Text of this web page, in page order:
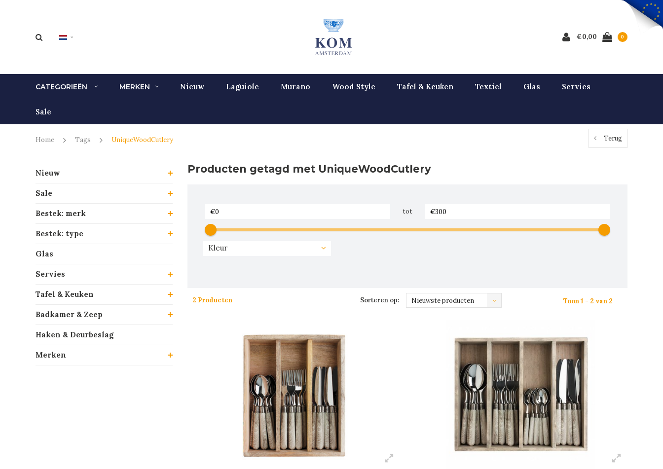
€0,00 0
CATEGORIEËN MERKEN Nieuw Laguiole Murano Wood Style Tafel & Keuken Textiel Glas Servies
Sale
Home Tags UniqueWoodCutlery Terug
Nieuw
Sale
Bestek: merk
Bestek: type
Glas
Servies
Tafel & Keuken
Badkamer & Zeep
Haken & Deurbeslag
Merken
Producten getagd met UniqueWoodCutlery
tot
Kleur
2 Producten Sorteren op: Nieuwste producten Toon 1 - 2 van 2